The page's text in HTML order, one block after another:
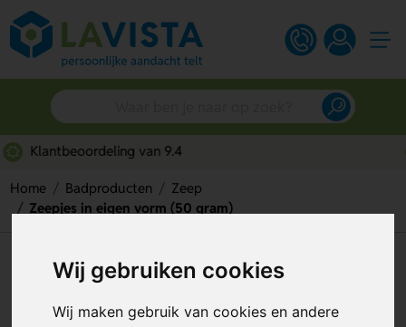
Wij gebruiken cookies
Wij maken gebruik van cookies en andere
Snelle persoonlijke service
Home Badproducten
Zeep
Zeepjes in eigen vorm (50 gram)
Zeepjes in eigen vorm (50
gram)